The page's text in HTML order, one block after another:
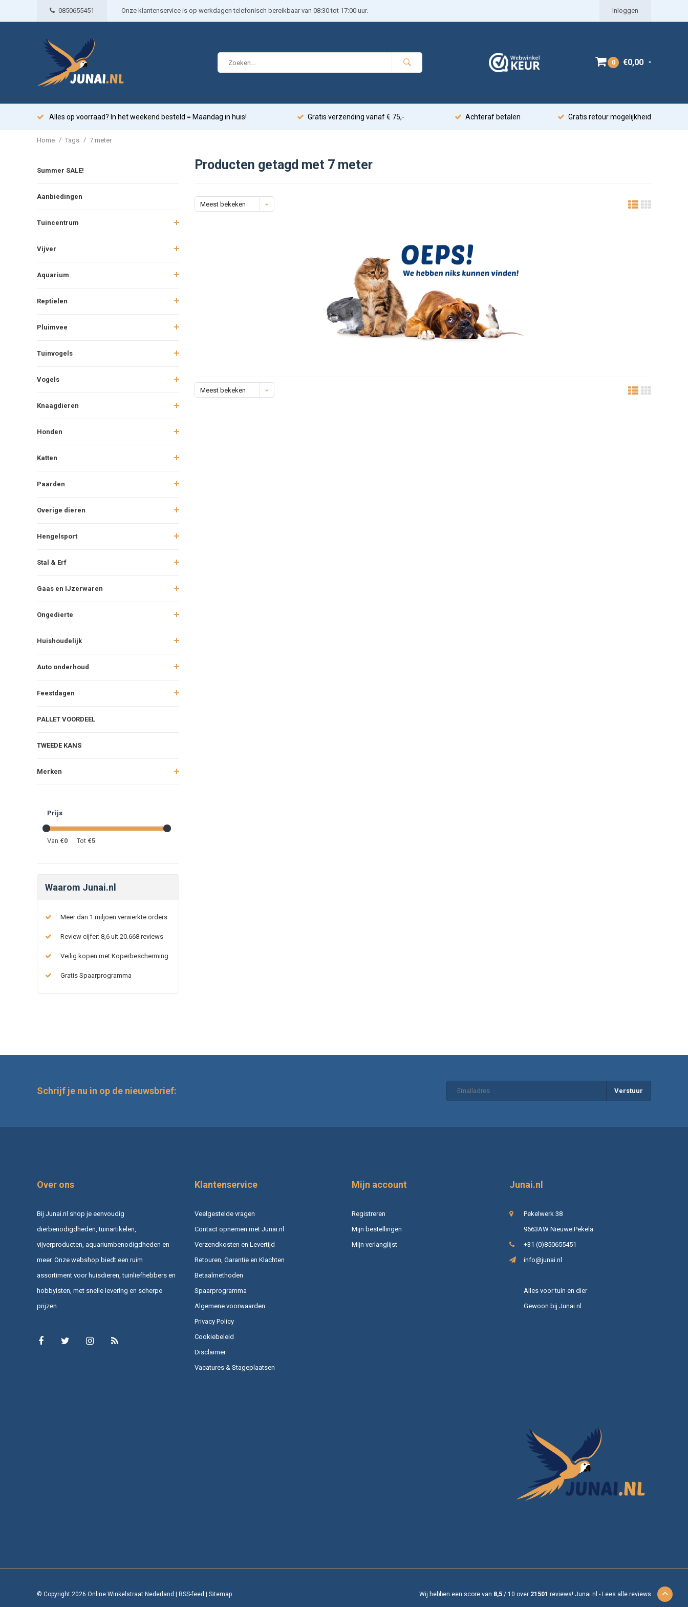
0850655451 Onze klantenservice is op werkdagen telefonisch bereikbaar van 08:30 tot 17:00 uur. Inloggen
0 €0,00
Alles op voorraad? In het weekend besteld = Maandag in huis! Gratis verzending vanaf € 75,- Achteraf betalen Gratis retour mogelijkheid
Home / Tags / 7 meter
Summer SALE!
Aanbiedingen
Tuincentrum
Vijver
Aquarium
Reptielen
Pluimvee
Tuinvogels
Vogels
Knaagdieren
Honden
Katten
Paarden
Overige dieren
Hengelsport
Stal & Erf
Gaas en IJzerwaren
Ongedierte
Huishoudelijk
Auto onderhoud
Feestdagen
PALLET VOORDEEL
TWEEDE KANS
Merken
Prijs
Van €0 Tot €5
Waarom Junai.nl
Meer dan 1 miljoen verwerkte orders
Review cijfer: 8,6 uit 20.668 reviews
Veilig kopen met Koperbescherming
Gratis Spaarprogramma
Producten getagd met 7 meter
Meest bekeken
Meest bekeken
Schrijf je nu in op de nieuwsbrief: Verstuur
Over ons
Bij Junai.nl shop je eenvoudig
dierbenodigdheden, tuinartikelen,
vijverproducten, aquariumbenodigdheden en
meer. Onze webshop biedt een ruim
assortiment voor huisdieren, tuinliefhebbers en
hobbyisten, met snelle levering en scherpe
prijzen.
Klantenservice
Veelgestelde vragen
Contact opnemen met Junai.nl
Verzendkosten en Levertijd
Retouren, Garantie en Klachten
Betaalmethoden
Spaarprogramma
Algemene voorwaarden
Privacy Policy
Cookiebeleid
Disclaimer
Vacatures & Stageplaatsen
Mijn account
Registreren
Mijn bestellingen
Mijn verlanglijst
Junai.nl
Pekelwerk 38
9663AW Nieuwe Pekela
+31 (0)850655451
info@junai.nl
Alles voor tuin en dier
Gewoon bij Junai.nl
© Copyright 2026 Online Winkelstraat Nederland | RSS-feed | Sitemap Wij hebben een score van 8,5 / 10 over 21501 reviews! Junai.nl - Lees alle reviews